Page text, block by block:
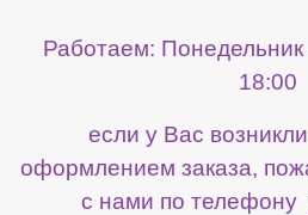
Работаем:
18:00
если у Вас
оформлением заказа,
с нами по телефону